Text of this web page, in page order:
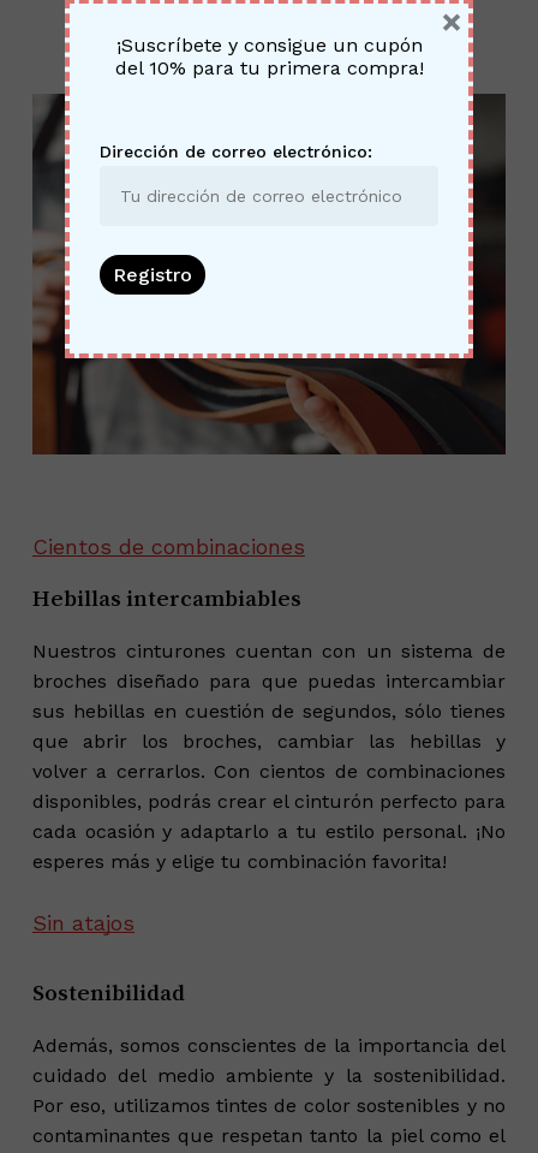
No hay productos en el
Cientos de combinaciones
Hebillas intercambiables
Nuestros cinturones cuentan con un sistema de
broches diseñado para que puedas intercambiar
sus hebillas en cuestión de segundos, sólo tienes
que abrir los broches, cambiar las hebillas y
volver a cerrarlos. Con cientos de combinaciones
disponibles, podrás crear el cinturón perfecto para
cada ocasión y adaptarlo a tu estilo personal. ¡No
esperes más y elige tu combinación favorita!
Sin atajos
Sostenibilidad
Además, somos conscientes de la importancia del
cuidado del medio ambiente y la sostenibilidad.
Por eso, utilizamos tintes de color sostenibles y no
contaminantes que respetan tanto la piel como el
¡Suscríbete y consigue un cupón
del 10% para tu primera compra!
Dirección de correo electrónico:
×